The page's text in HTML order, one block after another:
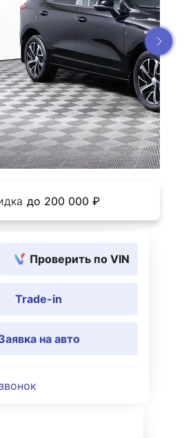
до 200 000 ₽
Проверить по VIN
Trade-in
на авто